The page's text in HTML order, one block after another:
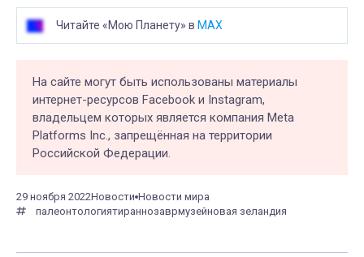
Читайте «Мою Планету» в MAX
На сайте могут быть использованы материалы
интернет-ресурсов Facebook и Instagram,
владельцем которых является компания Meta
Platforms Inc., запрещённая на территории
Российской Федерации.
29 ноября 2022Новости Новости мира
палеонтологиятираннозаврмузейновая зеландия